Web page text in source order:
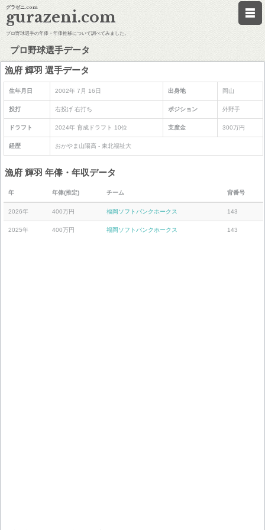
グラゼニ.com
gurazeni.com
プロ野球選手の年俸・年俸推移について調べてみました。
プロ野球選手データ
漁府 輝羽 選手データ
生年月日 2002年 7月 16日 出身地 岡山
投打 右投げ 右打ち ポジション 外野手
ドラフト 2024年 育成ドラフト 10位 支度金 300万円
経歴 おかやま山陽高 - 東北福祉大
漁府 輝羽 年俸・年収データ
年 年俸(推定) チーム 背番号
2026年 400万円 福岡ソフトバンクホークス 143
2025年 400万円 福岡ソフトバンクホークス 143